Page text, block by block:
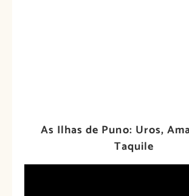
As Ilhas de Puno: Uros,
Taquile